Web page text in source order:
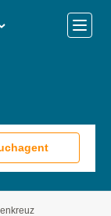
Menü